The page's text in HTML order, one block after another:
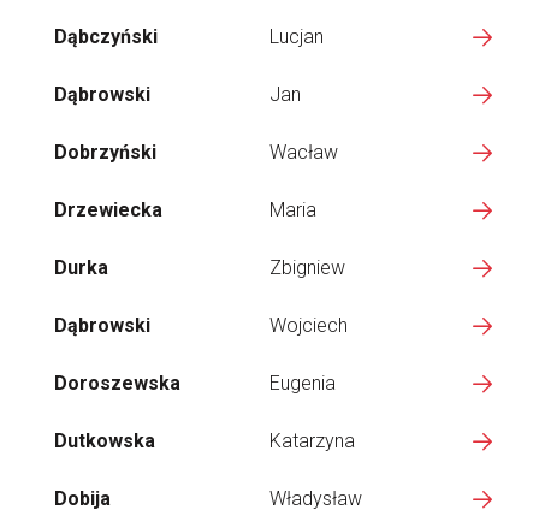
Dąbczyński Lucjan
Dąbrowski Jan
Dobrzyński Wacław
Drzewiecka Maria
Durka Zbigniew
Dąbrowski Wojciech
Doroszewska Eugenia
Dutkowska Katarzyna
Dobija Władysław